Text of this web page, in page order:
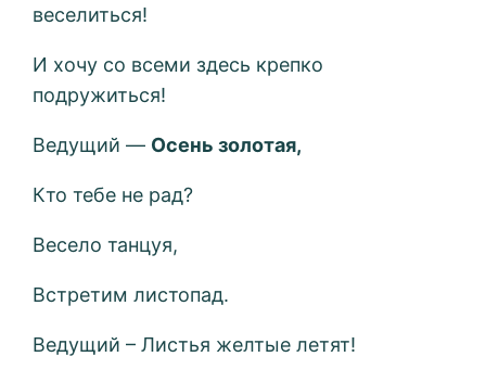
веселиться!
И хочу со всеми здесь крепко
подружиться!
Ведущий — Осень золотая,
Кто тебе не рад?
Весело танцуя,
Встретим листопад.
Ведущий – Листья желтые летят!